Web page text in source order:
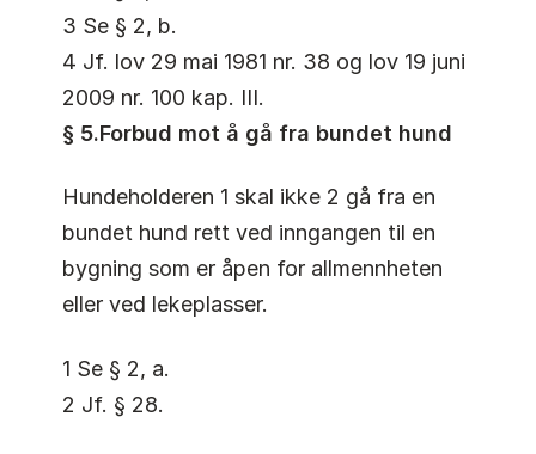
3 Se § 2, b.
4 Jf. lov 29 mai 1981 nr. 38 og lov 19 juni
2009 nr. 100 kap. III.
§ 5.Forbud mot å gå fra bundet hund
Hundeholderen 1 skal ikke 2 gå fra en
bundet hund rett ved inngangen til en
bygning som er åpen for allmennheten
eller ved lekeplasser.
1 Se § 2, a.
2 Jf. § 28.